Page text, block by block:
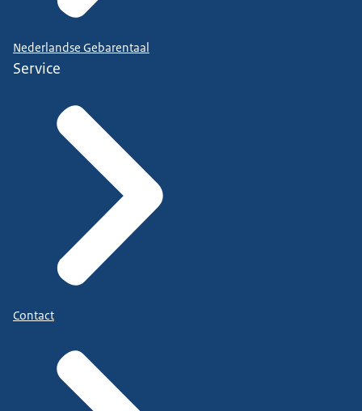
Nederlandse Gebarentaal
Service
Contact